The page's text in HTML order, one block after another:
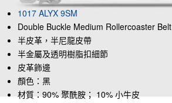
1017 ALYX 9SM
Double Buckle Medium Rollercoaster Belt
半皮革，半尼龍皮帶
半金屬及透明樹脂扣細節
皮革飾邊
顏色：黑
材質：90% 聚酰胺； 10% 小牛皮